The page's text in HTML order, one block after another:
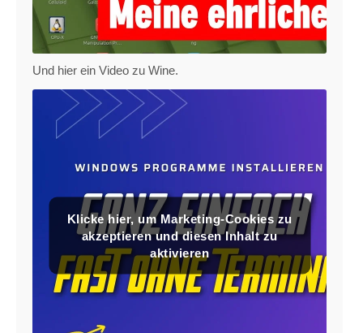
Und hier ein Video zu Wine.
Klicke hier, um Marketing-Cookies zu
akzeptieren und diesen Inhalt zu
aktivieren